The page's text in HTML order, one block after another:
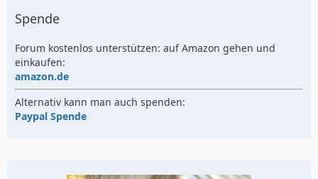
Spende
Forum kostenlos unterstützen: auf Amazon gehen und
einkaufen:
amazon.de
Alternativ kann man auch spenden:
Paypal Spende